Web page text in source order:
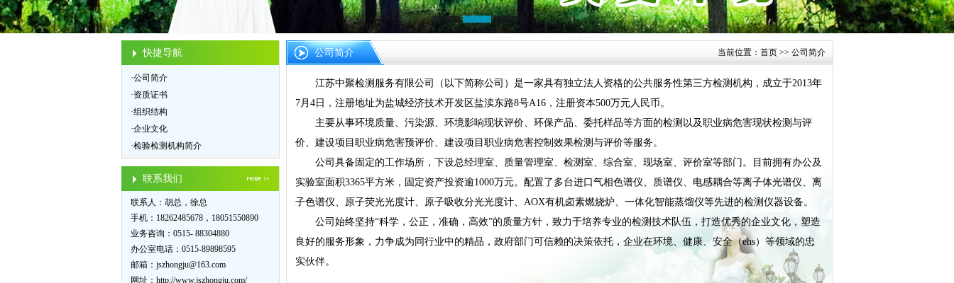
1 2 3
快捷导航
·公司简介
·资质证书
·组织结构
·企业文化
·检验检测机构简介
联系我们
联系人：胡总，徐总
手机：18262485678，18051550890
业务咨询：0515- 88304880
办公室电话：0515-89898595
邮箱： jszhongju@163.com
网址： http://www.jszhongju.com/
公司简介 当前位置： 首页>> 公司简介
江苏中聚检测服务有限公司（以下简称公司）是一家具有独立法人资格的公共服务性第三方检测机构，成立于2013年
7月4日，注册地址为盐城经济技术开发区盐渎东路8号A16，注册资本500万元人民币。
主要从事环境质量、污染源、环境影响现状评价、环保产品、委托样品等方面的检测以及职业病危害现状检测与评
价、建设项目职业病危害预评价、建设项目职业病危害控制效果检测与评价等服务。
公司具备固定的工作场所，下设总经理室、质量管理室、检测室、综合室、现场室、评价室等部门。目前拥有办公及
实验室面积3365平方米，固定资产投资逾1000万元。配置了多台进口气相色谱仪、质谱仪、电感耦合等离子体光谱仪、离
子色谱仪、原子荧光光度计、原子吸收分光光度计、AOX有机卤素燃烧炉、一体化智能蒸馏仪等先进的检测仪器设备。
公司始终坚持“科学，公正，准确，高效”的质量方针，致力于培养专业的检测技术队伍，打造优秀的企业文化，塑造
良好的服务形象，力争成为同行业中的精品，政府部门可信赖的决策依托，企业在环境、健康、安全（ehs）等领域的忠
实伙伴。